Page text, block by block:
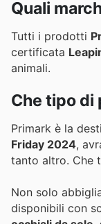
Quali
Tutti i prodotti
certificata
animali.
Che tipo di
Primark è la
Friday 2024,
tanto altro. Che
Non solo
disponibili con